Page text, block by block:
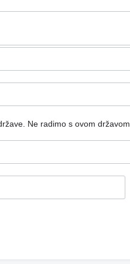
Ne radimo s ovom državom